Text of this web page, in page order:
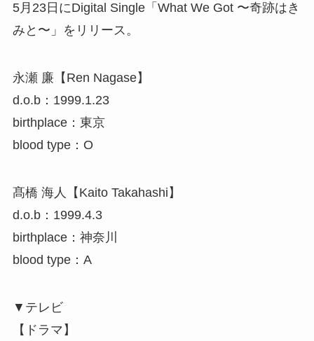
5月23日にDigital Single「What We Got 〜奇跡はき
みと〜」をリリース。
永瀬 廉【Ren Nagase】
d.o.b：1999.1.23
birthplace：東京
blood type：O
髙橋 海人【Kaito Takahashi】
d.o.b：1999.4.3
birthplace：神奈川
blood type：A
▼テレビ
【ドラマ】